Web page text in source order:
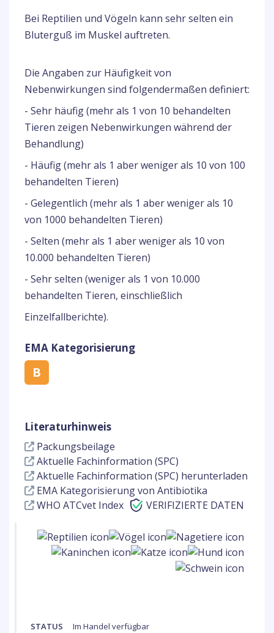
Bei Reptilien und Vögeln kann sehr selten ein
Bluterguß im Muskel auftreten.
Die Angaben zur Häufigkeit von
Nebenwirkungen sind folgendermaßen definiert:
- Sehr häufig (mehr als 1 von 10 behandelten
Tieren zeigen Nebenwirkungen während der
Behandlung)
- Häufig (mehr als 1 aber weniger als 10 von 100
behandelten Tieren)
- Gelegentlich (mehr als 1 aber weniger als 10
von 1000 behandelten Tieren)
- Selten (mehr als 1 aber weniger als 10 von
10.000 behandelten Tieren)
- Sehr selten (weniger als 1 von 10.000
behandelten Tieren, einschließlich
Einzelfallberichte).
EMA Kategorisierung
B
Literaturhinweis
Packungsbeilage
Aktuelle Fachinformation (SPC)
Aktuelle Fachinformation (SPC) herunterladen
EMA Kategorisierung von Antibiotika
WHO ATCvet Index
VERIFIZIERTE DATEN
STATUS Im Handel verfügbar